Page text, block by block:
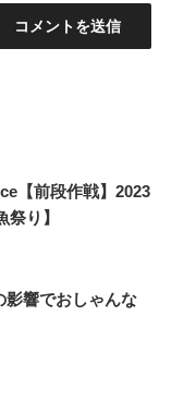
【前段作戦】2023
り】
影響でおしゃんな